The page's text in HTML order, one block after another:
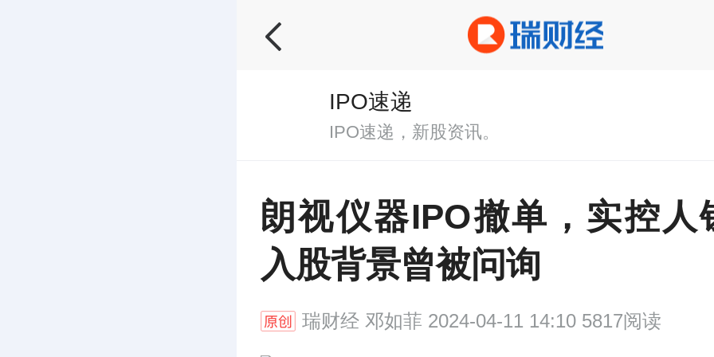
IPO速递
IPO速递，新股资讯。
朗视仪器IPO撤单，实控人
入股背景曾被问询
瑞财经 邓如菲 2024-04-11 14:10 5817阅读